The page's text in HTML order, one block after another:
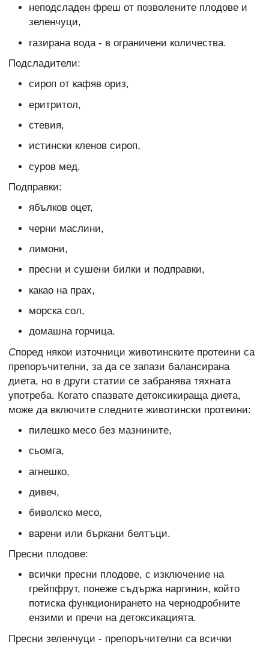
неподсладен фреш от позволените плодове и
зеленчуци,
газирана вода - в ограничени количества.
Подсладители:
сироп от кафяв ориз,
еритритол,
стевия,
истински кленов сироп,
суров мед.
Подправки:
ябълков оцет,
черни маслини,
лимони,
пресни и сушени билки и подправки,
какао на прах,
морска сол,
домашна горчица.
Според някои източници животинските протеини са
препоръчителни, за да се запази балансирана
диета, но в други статии се забранява тяхната
употреба. Когато спазвате детоксикираща диета,
може да включите следните животински протеини:
пилешко месо без мазнините,
сьомга,
агнешко,
дивеч,
биволско месо,
варени или бъркани белтъци.
Пресни плодове:
всички пресни плодове, с изключение на
грейпфрут, понеже съдържа наргинин, който
потиска функционирането на чернодробните
ензими и пречи на детоксикацията.
Пресни зеленчуци - препоръчителни са всички